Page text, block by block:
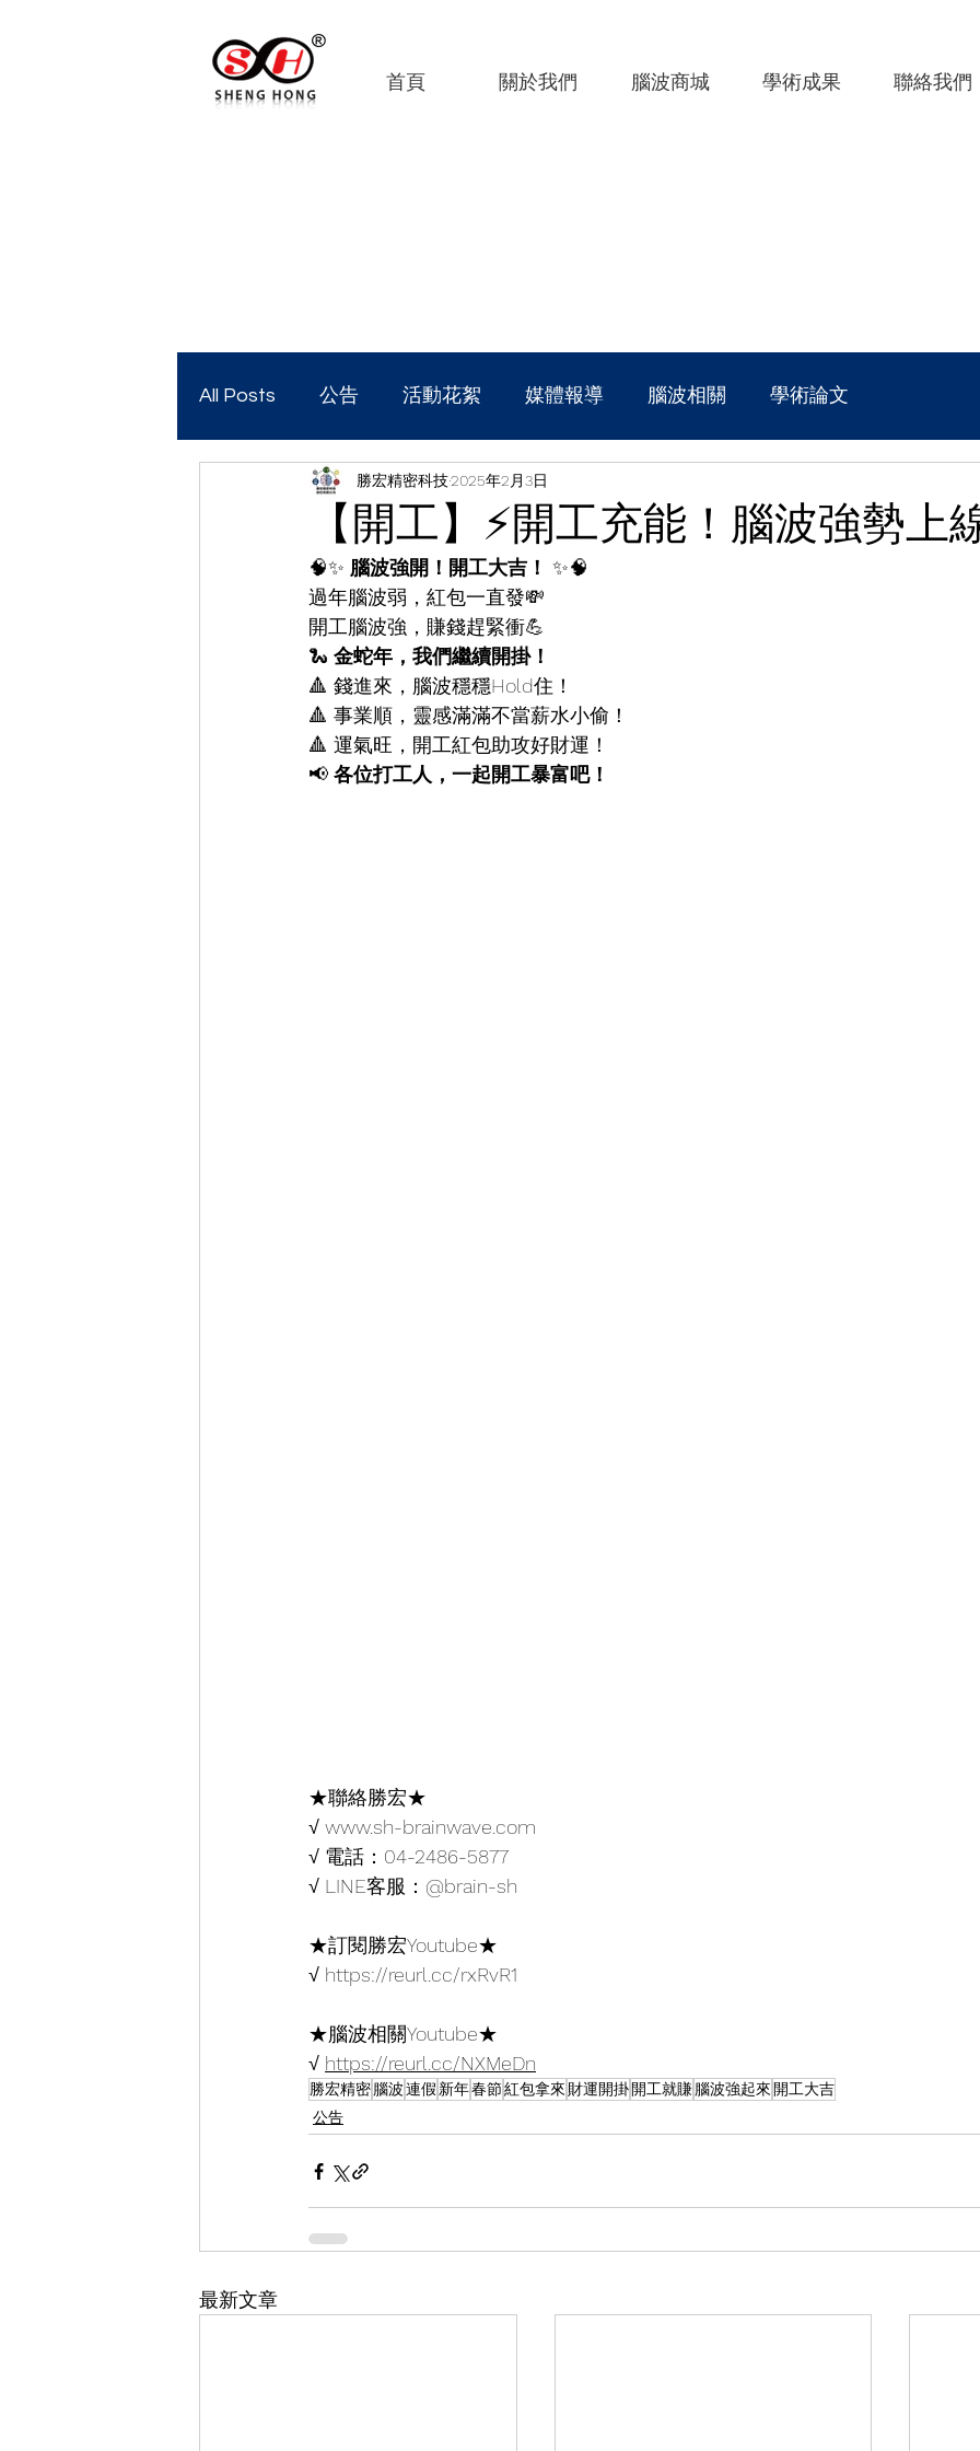
首頁 關於我們 腦波商城 學術成果 聯絡我們
All Posts 公告 活動花絮 媒體報導 腦波相關 學術論文
【開工】⚡開工充能！腦波強勢上
勝宏精密科技2025年2月3日
🧠✨ 腦波強開！開工大吉！ ✨🧠
過年腦波弱，紅包一直發💸
開工腦波強，賺錢趕緊衝💪
🐍 金蛇年，我們繼續開掛！
🔺 錢進來，腦波穩穩Hold住！
🔺 事業順，靈感滿滿不當薪水小偷！
🔺 運氣旺，開工紅包助攻好財運！
📢 各位打工人，一起開工暴富吧！
★聯絡勝宏★
√ www.sh-brainwave.com
√ 電話：04-2486-5877
√ LINE客服：@brain-sh
★訂閱勝宏Youtube★
√ https://reurl.cc/rxRvR1
★腦波相關Youtube★
√ https://reurl.cc/NXMeDn
勝宏精密腦波連假 新年春節紅包拿來 財運開掛開工就賺腦波強起來開工大吉
公告
最新文章